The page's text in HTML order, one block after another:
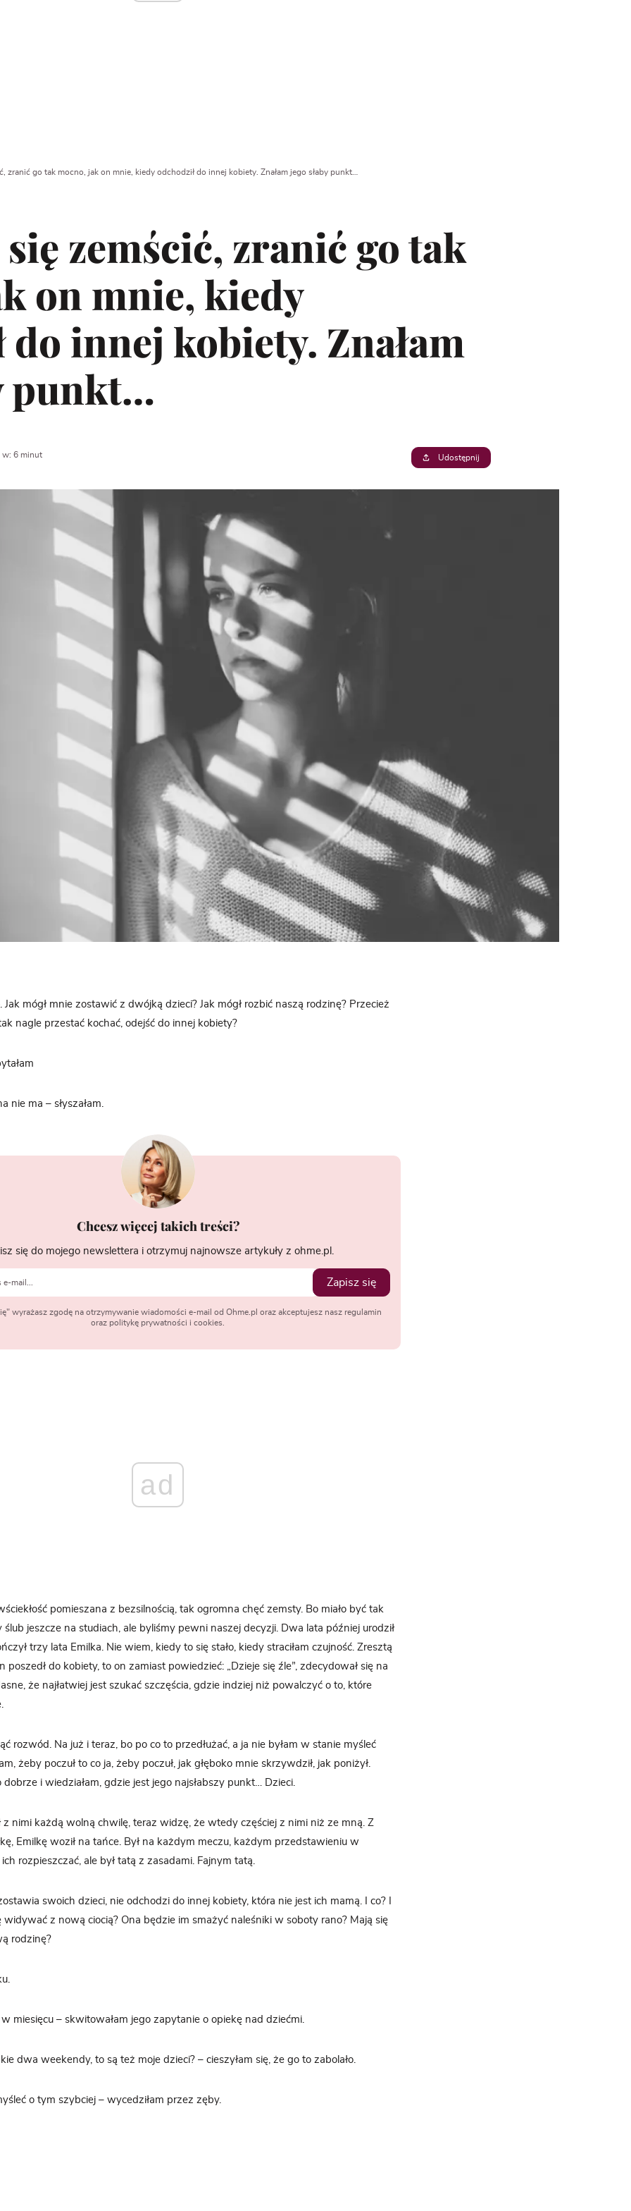
zranić go tak mocno, jak on mnie, kiedy odchodził do innej kobiety. Znałam jego słaby punkt…
się zemścić, zranić go tak
on mnie, kiedy
do innej kobiety. Znałam
punkt…
w: 6 minut Udostępnij
Jak mógł mnie zostawić z dwójką dzieci? Jak mógł rozbić naszą rodzinę? Przecież
nagle przestać kochać, odejść do innej kobiety?
nie ma – słyszałam.
Chcesz więcej takich treści?
się do mojego newslettera i otrzymuj najnowsze artykuły z ohme.pl.
Zapisz się
wyrażasz zgodę na otrzymywanie wiadomości e-mail od Ohme.pl oraz akceptujesz nasz regulamin
oraz politykę prywatności i cookies.
ad
pomieszana z bezsilnością, tak ogromna chęć zemsty. Bo miało być tak
ślub jeszcze na studiach, ale byliśmy pewni naszej decyzji. Dwa lata później urodził
trzy lata Emilka. Nie wiem, kiedy to się stało, kiedy straciłam czujność. Zresztą
poszedł do kobiety, to on zamiast powiedzieć: „Dzieje się źle”, zdecydował się na
że najłatwiej jest szukać szczęścia, gdzie indziej niż powalczyć o to, które
rozwód. Na już i teraz, bo po co to przedłużać, a ja nie byłam w stanie myśleć
żeby poczuł to co ja, żeby poczuł, jak głęboko mnie skrzywdził, jak poniżył.
dobrze i wiedziałam, gdzie jest jego najsłabszy punkt… Dzieci.
z nimi każdą wolną chwilę, teraz widzę, że wtedy częściej z nimi niż ze mną. Z
Emilkę woził na tańce. Był na każdym meczu, każdym przedstawieniu w
rozpieszczać, ale był tatą z zasadami. Fajnym tatą.
swoich dzieci, nie odchodzi do innej kobiety, która nie jest ich mamą. I co? I
widywać z nową ciocią? Ona będzie im smażyć naleśniki w soboty rano? Mają się
rodzinę?
miesięcu – skwitowałam jego zapytanie o opiekę nad dziećmi.
dwa weekendy, to są też moje dzieci? – cieszyłam się, że go to zabolało.
o tym szybciej – wycedziłam przez zęby.